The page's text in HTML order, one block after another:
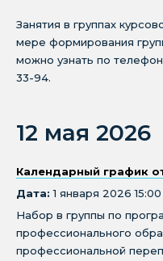
Занятия в группах
мере формирования
можно узнать по
33-94.
12 мая 2026
Календарный график
Дата: 1 января 2026
Набор в группы по
профессионального
профессиональной